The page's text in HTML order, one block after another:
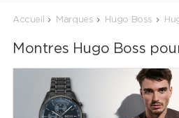
Accueil Marques Hugo Boss
Montres Hugo Boss